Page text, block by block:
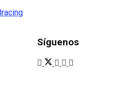
racing
Síguenos